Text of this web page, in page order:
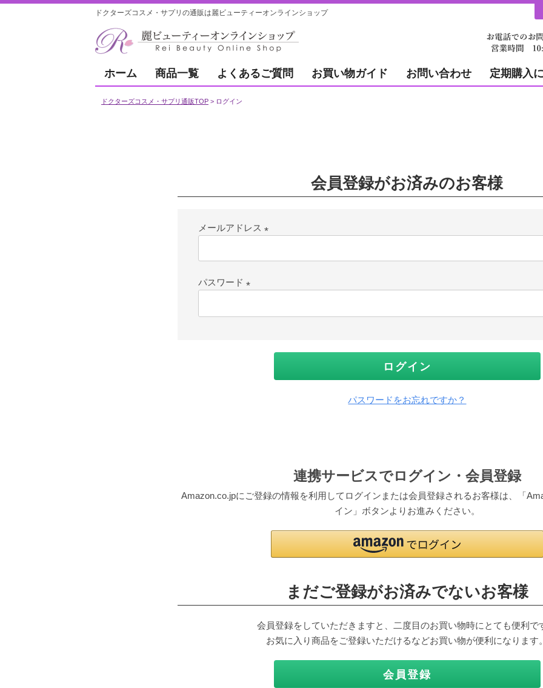
ドクターズコスメ・サプリの通販は麗ビューティーオンラインショップ
ホーム 商品一覧 よくあるご質問 お買い物ガイド お問い合わせ 定期購入
ドクターズコスメ・サプリ通販TOP ログイン
会員登録がお済みのお客様
メールアドレス
須)
パスワード
須)
ログイン
パスワードをお忘れですか？
連携サービスでログイン・会員登録
Amazon.co.jpにご登録の情報を利用してログインまたは会員登録されるお客様は、「
イン」ボタンよりお進みください。
まだご登録がお済みでないお客様
会員登録をしていただきますと、二度目のお買い物時にとても便利で
お気に入り商品をご登録いただけるなどお買い物が便利になります
会員登録